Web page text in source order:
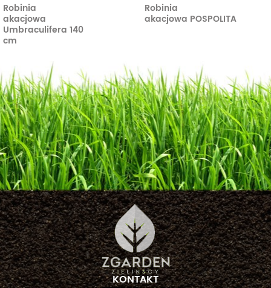
Robinia
akacjowa
Umbraculifera 140
cm
Robinia
akacjowa POSPOLITA
KONTAKT